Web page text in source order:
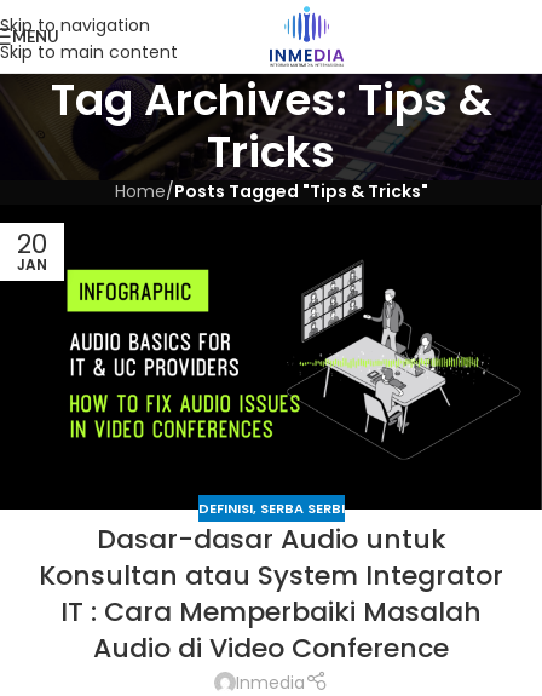
Skip to navigation
Skip to main content
MENU
Tag Archives: Tips &
Tricks
Home/Posts Tagged "Tips & Tricks"
20
JAN
DEFINISI, SERBA SERBI
Dasar-dasar Audio untuk
Konsultan atau System Integrator
IT : Cara Memperbaiki Masalah
Audio di Video Conference
Inmedia